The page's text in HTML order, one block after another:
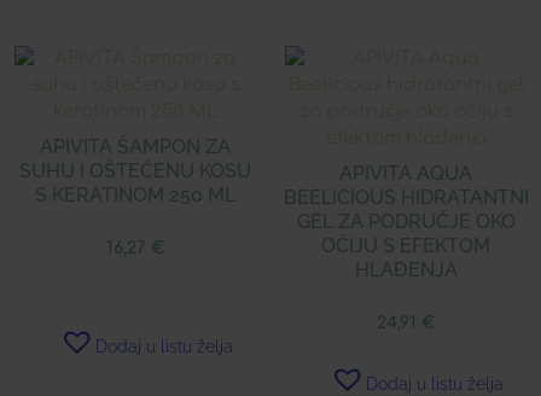
APIVITA ŠAMPON ZA
SUHU I OŠTEĆENU KOSU
S KERATINOM 250 ML
16,27 €
Dodaj u listu želja
APIVITA AQUA
BEELICIOUS HIDRATANTNI
GEL ZA PODRUČJE OKO
OČIJU S EFEKTOM
HLAĐENJA
24,91 €
Dodaj u listu želja